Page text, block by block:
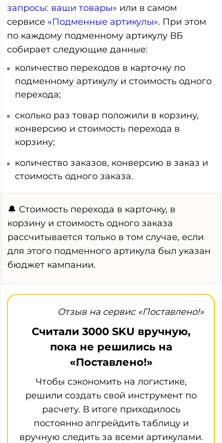
запросы: ваши товары» или в самом
сервисе «Подменные артикулы». При этом
по каждому подменному артикулу ВБ
собирает следующие данные:
количество переходов в карточку по
подменному артикулу и стоимость одного
перехода;
сколько раз товар положили в корзину,
конверсию и стоимость перехода в
корзину;
количество заказов, конверсию в заказ и
стоимость одного заказа.
🔔 Стоимость перехода в карточку, в
корзину и стоимость одного заказа
рассчитывается только в том случае, если
для этого подменного артикула был указан
бюджет кампании.
Отзыв на сервис «Поставлено!»
Считали 3000 SKU вручную,
пока не решились на
«Поставлено!»
Чтобы сэкономить на логистике,
решили создать свой инструмент по
расчету. В итоге приходилось
постоянно апгрейдить таблицу и
вручную следить за всеми артикулами.